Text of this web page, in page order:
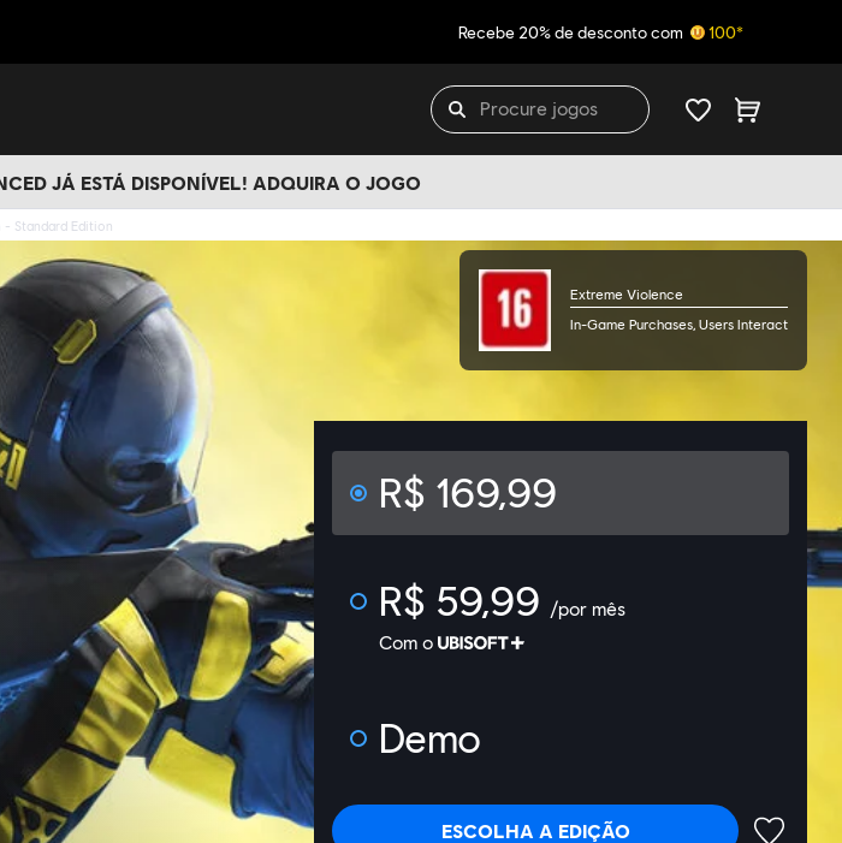
Recebe 20% de desconto com 100*
JÁ ESTÁ DISPONÍVEL! ADQUIRA O JOGO
- Standard Edition
Extreme Violence
In-Game Purchases, Users Interact
R$ 169,99
R$ 59,99 /por mês
Com o
Demo
ESCOLHA A EDIÇÃO